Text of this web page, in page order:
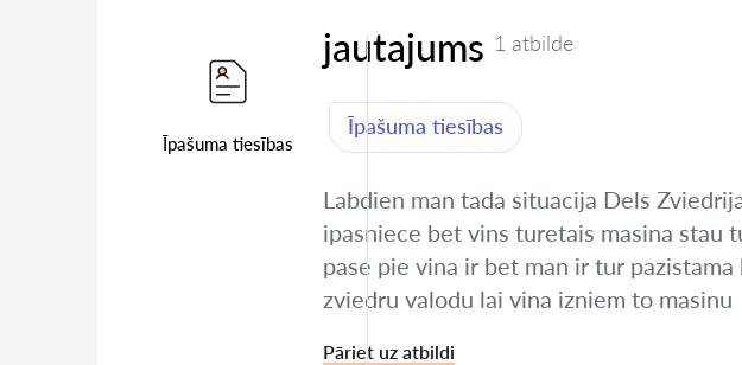
Īpašuma tiesības
jautajums 1 atbilde
Īpašuma tiesības
Labdien man tada situacija Dels
ipasniece bet vins turetais masina stau
pase pie vina ir bet man ir tur
zviedru valodu lai vina izniem to masinu
Pāriet uz atbildi